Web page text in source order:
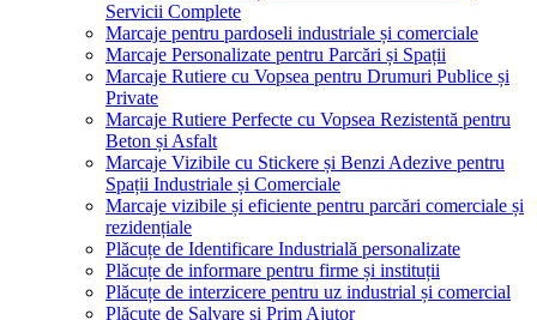
Servicii Complete
Marcaje pentru pardoseli industriale și comerciale
Marcaje Personalizate pentru Parcări și Spații
Marcaje Rutiere cu Vopsea pentru Drumuri Publice și
Private
Marcaje Rutiere Perfecte cu Vopsea Rezistentă pentru
Beton și Asfalt
Marcaje Vizibile cu Stickere și Benzi Adezive pentru
Spații Industriale și Comerciale
Marcaje vizibile și eficiente pentru parcări comerciale și
rezidențiale
Plăcuțe de Identificare Industrială personalizate
Plăcuțe de informare pentru firme și instituții
Plăcuțe de interzicere pentru uz industrial și comercial
Plăcuțe de Salvare și Prim Ajutor